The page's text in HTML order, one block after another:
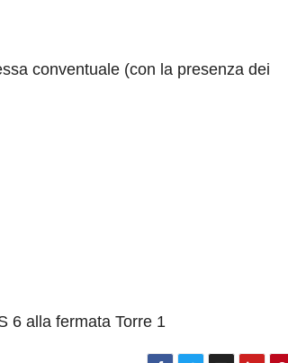
conventuale (con la presenza dei
6 alla fermata Torre 1